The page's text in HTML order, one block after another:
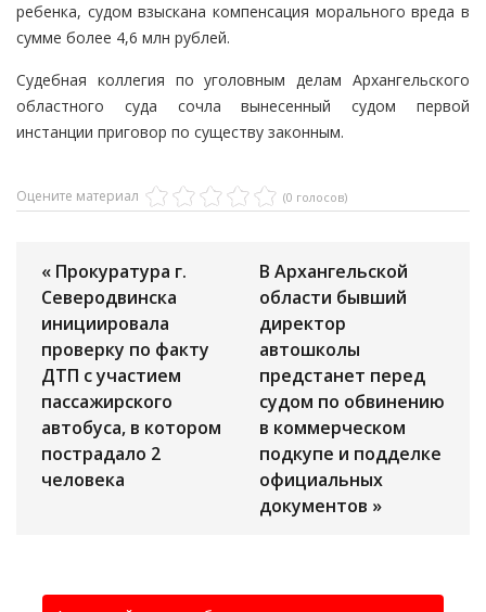
ребенка, судом взыскана компенсация морального вреда в
сумме более 4,6 млн рублей.
Судебная коллегия по уголовным делам Архангельского
областного суда сочла вынесенный судом первой
инстанции приговор по существу законным.
Оцените материал (0 голосов)
« Прокуратура г.
Северодвинска
инициировала
проверку по факту
ДТП с участием
пассажирского
автобуса, в котором
пострадало 2
человека
В Архангельской
области бывший
директор
автошколы
предстанет перед
судом по обвинению
в коммерческом
подкупе и подделке
официальных
документов »